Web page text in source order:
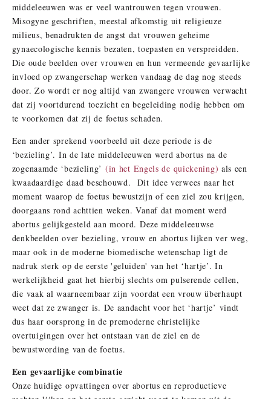
middeleeuwen was er veel wantrouwen tegen vrouwen.
Misogyne geschriften, meestal afkomstig uit religieuze
milieus, benadrukten de angst dat vrouwen geheime
gynaecologische kennis bezaten, toepasten en verspreidden.
Die oude beelden over vrouwen en hun vermeende gevaarlijke
invloed op zwangerschap werken vandaag de dag nog steeds
door. Zo wordt er nog altijd van zwangere vrouwen verwacht
dat zij voortdurend toezicht en begeleiding nodig hebben om
te voorkomen dat zij de foetus schaden.
Een ander sprekend voorbeeld uit deze periode is de
‘bezieling’. In de late middeleeuwen werd abortus na de
zogenaamde ‘bezieling’ (in het Engels de quickening) als een
kwaadaardige daad beschouwd. Dit idee verwees naar het
moment waarop de foetus bewustzijn of een ziel zou krijgen,
doorgaans rond achttien weken. Vanaf dat moment werd
abortus gelijkgesteld aan moord. Deze middeleeuwse
denkbeelden over bezieling, vrouw en abortus lijken ver weg,
maar ook in de moderne biomedische wetenschap ligt de
nadruk sterk op de eerste 'geluiden' van het ‘hartje’. In
werkelijkheid gaat het hierbij slechts om pulserende cellen,
die vaak al waarneembaar zijn voordat een vrouw überhaupt
weet dat ze zwanger is. De aandacht voor het ‘hartje’ vindt
dus haar oorsprong in de premoderne christelijke
overtuigingen over het ontstaan van de ziel en de
bewustwording van de foetus.
Een gevaarlijke combinatie
Onze huidige opvattingen over abortus en reproductieve